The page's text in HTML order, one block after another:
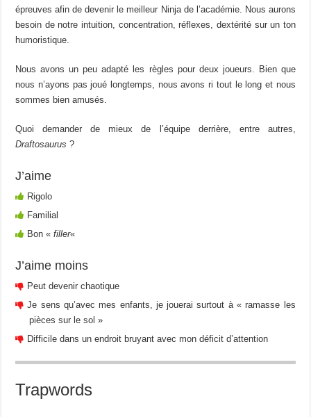
épreuves afin de devenir le meilleur Ninja de l’académie. Nous aurons
besoin de notre intuition, concentration, réflexes, dextérité sur un ton
humoristique.
Nous avons un peu adapté les règles pour deux joueurs. Bien que
nous n’ayons pas joué longtemps, nous avons ri tout le long et nous
sommes bien amusés.
Quoi demander de mieux de l’équipe derrière, entre autres,
Draftosaurus ?
J’aime
Rigolo
Familial
Bon «filler«
J’aime moins
Peut devenir chaotique
Je sens qu’avec mes enfants, je jouerai surtout à « ramasse les
pièces sur le sol »
Difficile dans un endroit bruyant avec mon déficit d’attention
Trapwords